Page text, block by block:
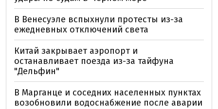
В Венесуэле вспыхнули протесты из-за
ежедневных отключений света
Китай закрывает аэропорт и
останавливает поезда из-за тайфуна
"Дельфин"
В Марганце и соседних населенных пунктах
возобновили водоснабжение после аварии